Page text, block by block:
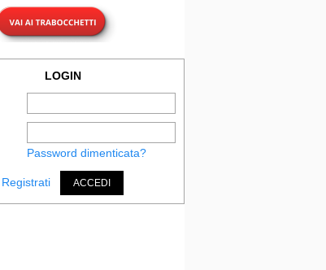
LOGIN
Password dimenticata?
Registrati ACCEDI